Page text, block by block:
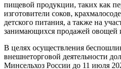
пищевой продукции, таких как
изготовители соков,
детского питания, а также на
занимающихся продажей овощей
В целях осуществления
внешнеторговой деятельности
Минсельхоз России до 11 июля